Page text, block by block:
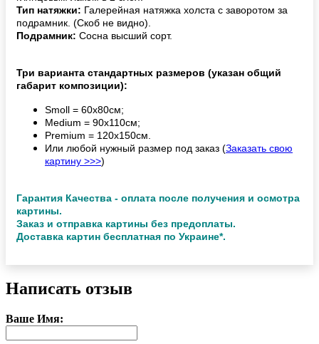
Тип натяжки: Галерейная натяжка холста с заворотом за
подрамник. (Скоб не видно).
Подрамник: Сосна высший сорт.
Три варианта стандартных размеров (указан общий
габарит композиции):
Smoll = 60х80см;
Medium = 90х110см;
Premium = 120х150см.
Или любой нужный размер под заказ (Заказать свою
картину >>>)
Гарантия Качества - оплата после получения и осмотра
картины.
Заказ и отправка картины без предоплаты.
Доставка картин бесплатная по Украине*.
Написать отзыв
Ваше Имя: